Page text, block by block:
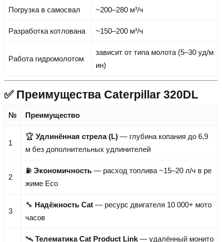
Погрузка в самосвал ~200–280 м³/ч
Разработка котлована ~150–200 м³/ч
Работа гидромолотом
зависит от типа молота (5–30 уд/м
ин)
✅ Преимущества Caterpillar 320DL
№ Преимущество
1
🏆 Удлинённая стрела (L) — глубина копания до 6,9
м без дополнительных удлинителей
2
⛽ Экономичность — расход топлива ~15–20 л/ч в ре
жиме Eco
3
🔧 Надёжность Cat — ресурс двигателя 10 000+ мото
часов
🛰️ Телематика Cat Product Link — удалённый монито